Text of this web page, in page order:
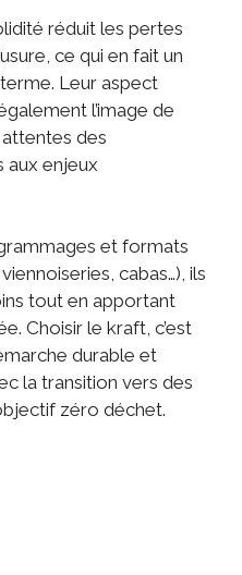
réduit les pertes
ce qui en fait un
Leur aspect
l’image de
des
aux enjeux
et formats
cabas…), ils
tout en apportant
Choisir le kraft, c’est
durable et
la transition vers des
zéro déchet.